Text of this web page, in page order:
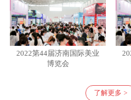
2022第44届济南国际美业
博览会
了解更多 >